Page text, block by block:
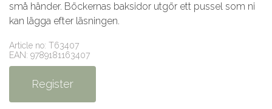
små händer. Böckernas baksidor utgör ett pussel som ni
kan lägga efter läsningen.
Article no: T63407
EAN: 9789181163407
Register